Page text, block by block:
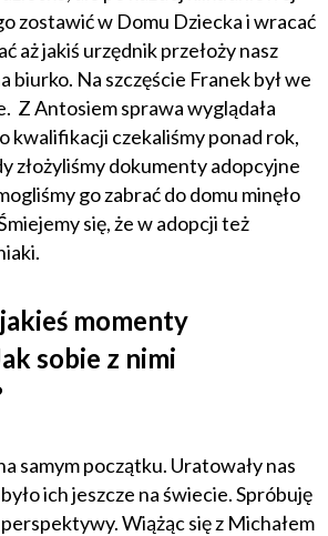
zostawić w Domu Dziecka i wracać
aż jakiś urzędnik przełoży nasz
biurko. Na szczęście Franek był we
Z Antosiem sprawa wyglądała
kwalifikacji czekaliśmy ponad rok,
złożyliśmy dokumenty adopcyjne
go zabrać do domu minęło
się, że w adopcji też
momenty
sobie z nimi
samym początku. Uratowały nas
ich jeszcze na świecie. Spróbuję
Wiążąc się z Michałem